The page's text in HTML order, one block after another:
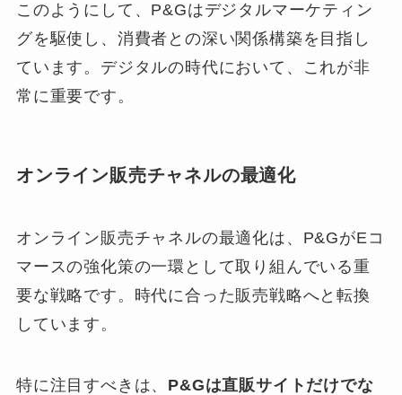
このようにして、P&Gはデジタルマーケティン
グを駆使し、消費者との深い関係構築を目指し
ています。デジタルの時代において、これが非
常に重要です。
オンライン販売チャネルの最適化
オンライン販売チャネルの最適化は、P&GがEコ
マースの強化策の一環として取り組んでいる重
要な戦略です。時代に合った販売戦略へと転換
しています。
特に注目すべきは、 P&Gは直販サイトだけでな